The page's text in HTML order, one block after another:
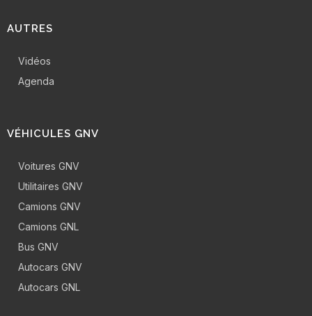
AUTRES
Vidéos
Agenda
VÉHICULES GNV
Voitures GNV
Utilitaires GNV
Camions GNV
Camions GNL
Bus GNV
Autocars GNV
Autocars GNL